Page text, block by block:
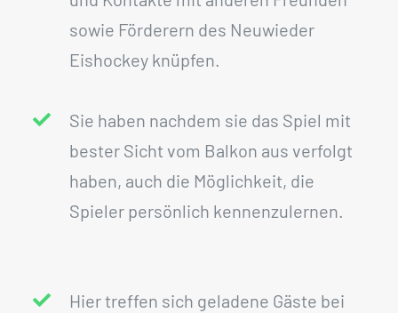
sowie Förderern des Neuwieder
Eishockey knüpfen.
Sie haben nachdem sie das Spiel mit
bester Sicht vom Balkon aus verfolgt
haben, auch die Möglichkeit, die
Spieler persönlich kennenzulernen.
Hier treffen sich geladene Gäste bei